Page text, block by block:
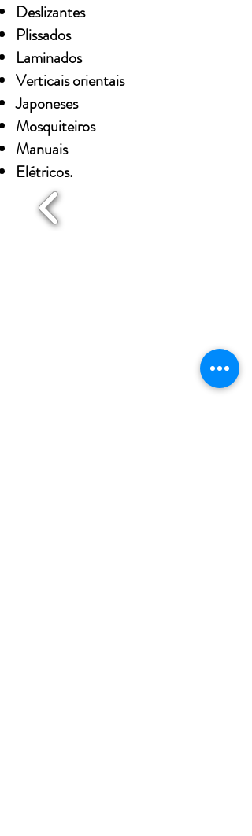
Deslizantes
Plissados
Laminados
Verticais orientais
Japoneses
Mosquiteiros
Manuais
Elétricos.